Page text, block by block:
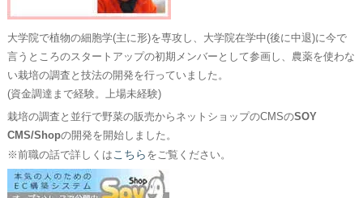
大学院で植物の細胞学(主に形)を専攻し、大学院在学中(後に中退)に今で
言うところのスタートアップの初期メンバーとして参画し、農薬を使わな
い栽培の調査と技法の開発を行っていました。
(資金調達まで経験。上場未経験)
栽培の調査と並行で野菜の販売からネットショップのCMSのSOY
CMS/Shopの開発を開始しました。
※前職の話で詳しくは こちら をご覧ください。